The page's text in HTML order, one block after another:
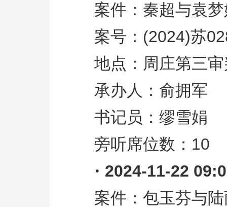
案件：秦超与袁
案号： (2024)苏
地点：周庄第三
承办人：俞拥军
书记员：缪雪娟
旁听席位数： 10
· 2024-11-22
案件：包玉芬与